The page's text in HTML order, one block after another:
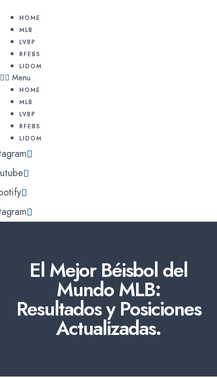
contenido
HOME
MLB
LVBP
RFEBS
LIDOM
Menu
HOME
MLB
LVBP
RFEBS
LIDOM
El Mejor Béisbol del
Mundo MLB:
Resultados y Posiciones
Actualizadas.